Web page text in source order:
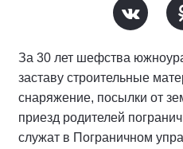
За 30 лет шефства
заставу строительные
снаряжение, посылки от
приезд родителей
служат в Пограничном